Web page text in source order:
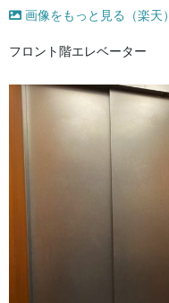
画像をもっと見る（楽天）
フロント階エレベーター